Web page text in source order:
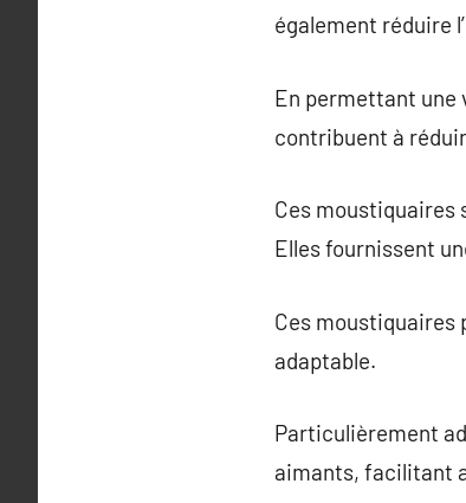
également réduire
En permettant une
contribuent à
Ces moustiquaires
Elles fournissent
Ces moustiquaires
adaptable.
Particulièrement
aimants, facilitant